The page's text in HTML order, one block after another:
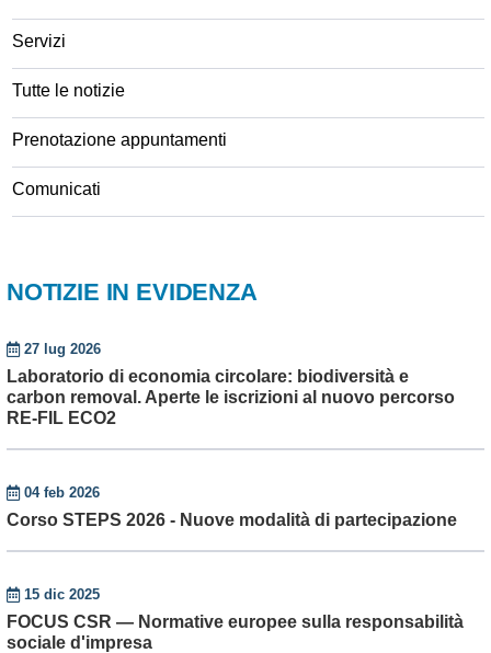
Servizi
Tutte le notizie
Prenotazione appuntamenti
Comunicati
NOTIZIE IN EVIDENZA
27 lug 2026
Laboratorio di economia circolare: biodiversità e
carbon removal. Aperte le iscrizioni al nuovo percorso
RE-FIL ECO2
04 feb 2026
Corso STEPS 2026 - Nuove modalità di partecipazione
15 dic 2025
FOCUS CSR — Normative europee sulla responsabilità
sociale d'impresa